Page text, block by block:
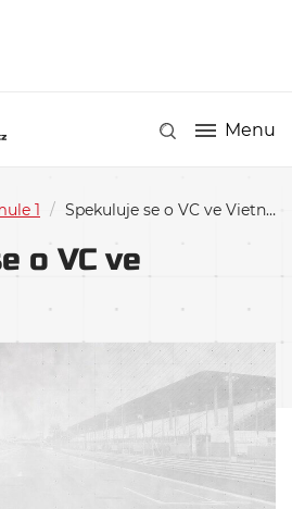
Menu
1 / Spekuluje se o VC ve Vietnamu
o VC ve